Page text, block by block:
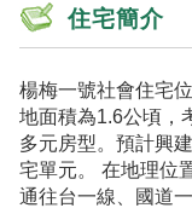
住宅簡介
楊梅一號社會住宅
地面積為1.6公頃，
多元房型。預計興
宅單元。 在地理位
通往台一線、國道